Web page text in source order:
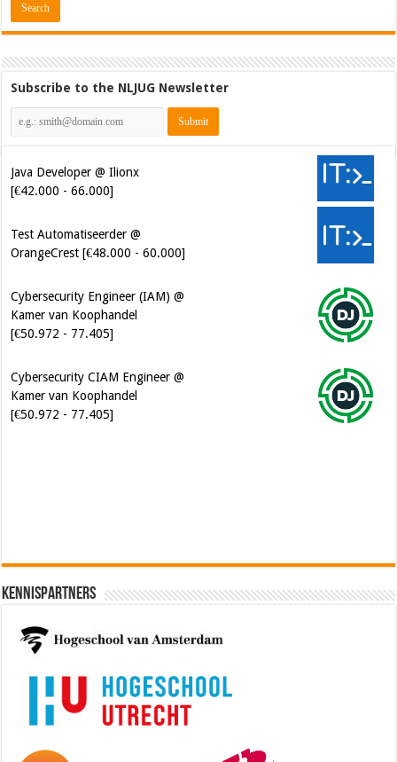
Subscribe to the NLJUG Newsletter
Java Developer @ Ilionx
[€42.000 - 66.000]
Test Automatiseerder @
OrangeCrest [€48.000 - 60.000]
Cybersecurity Engineer (IAM) @
Kamer van Koophandel
[€50.972 - 77.405]
Cybersecurity CIAM Engineer @
Kamer van Koophandel
[€50.972 - 77.405]
Kennispartners